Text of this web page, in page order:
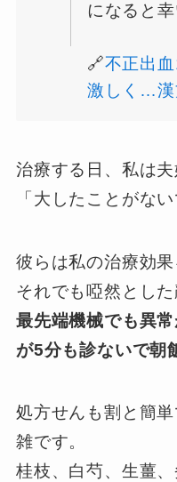
になると幸
🔗不正出
激しく…漢
治療する日、私は夫
「大したことがない
彼らは私の治療効
それでも啞然とした
最先端機械でも異
が5分も診ないで朝
処方せんも割と簡
雑です。
桂枝、白芍、生薑